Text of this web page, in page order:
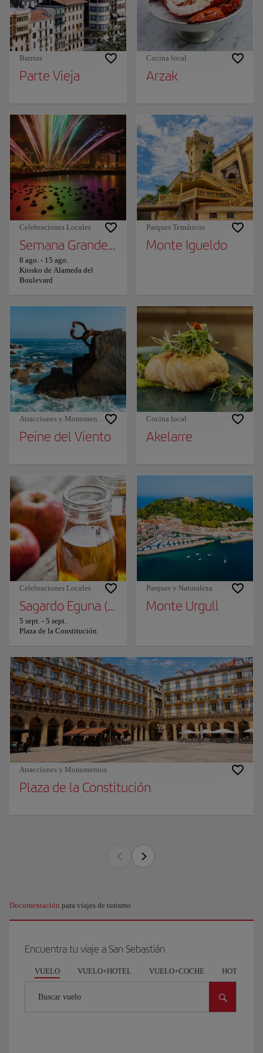
Barrios
Parte Vieja
Cocina local
Arzak
Celebraciones Locales
Semana Grande de San Sebastián
8 ago. - 15 ago.
Kiosko de Alameda del
Boulevard
Parques Temáticos
Monte Igueldo
Atracciones y Monumentos
Peine del Viento
Cocina local
Akelarre
Celebraciones Locales
Sagardo Eguna (Día de la sidra)
5 sept. - 5 sept.
Plaza de la Constitución
Parques y Naturaleza
Monte Urgull
Atracciones y Monumentos
Plaza de la Constitución
Documentación para viajes de turismo
Encuentra tu viaje a San Sebastián
VUELO VUELO+HOTEL VUELO+COCHE HOTEL
Buscar vuelo